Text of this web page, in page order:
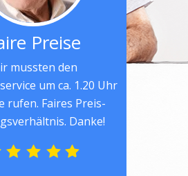
Preise
mussten den
um ca. 1.20 Uhr
rufen. Faires Preis-
Danke!